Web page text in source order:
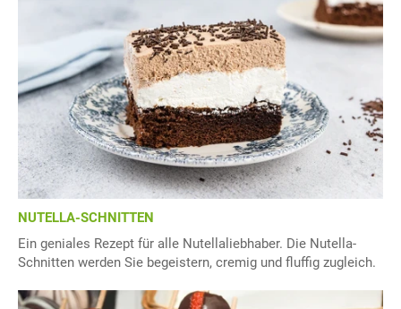
NUTELLA-SCHNITTEN
Ein geniales Rezept für alle Nutellaliebhaber. Die Nutella-
Schnitten werden Sie begeistern, cremig und fluffig zugleich.